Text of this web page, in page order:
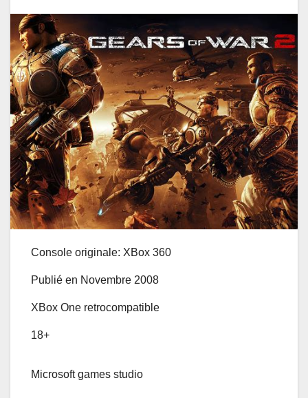
Console originale: XBox 360
Publié en Novembre 2008
XBox One retrocompatible
18+
Microsoft games studio